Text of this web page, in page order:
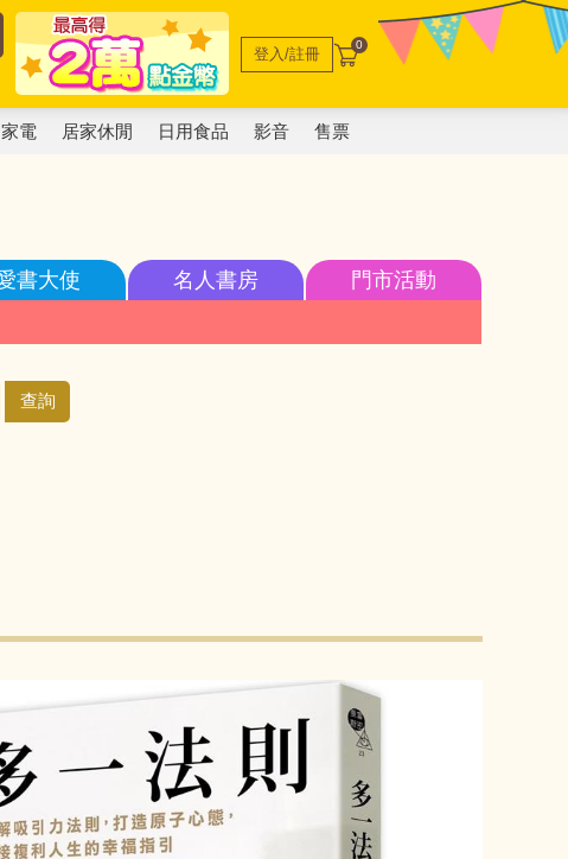
登入/註冊 0
家電 居家休閒 日用食品 影音 售票
書大使 名人書房 門市活動